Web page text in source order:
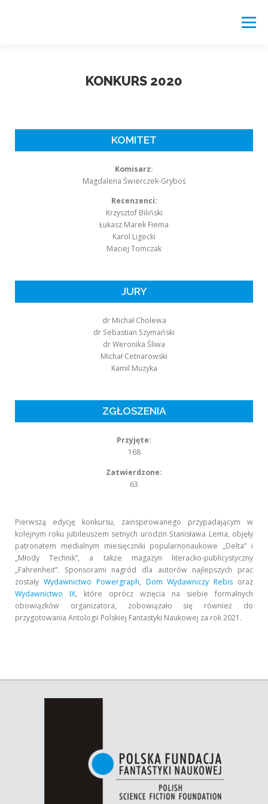
Menu
KONKURS 2020
KOMITET
Komisarz:
Magdalena Świerczek-Gryboś
Recenzenci:
Krzysztof Biliński
Łukasz Marek Fiema
Karol Ligecki
Maciej Tomczak
JURY
dr Michał Cholewa
dr Sebastian Szymański
dr Weronika Śliwa
Michał Cetnarowski
Kamil Muzyka
ZGŁOSZENIA
Przyjęte:
168
Zatwierdzone:
63
Pierwszą edycję konkursu, zainspirowanego przypadającym w
kolejnym roku jubileuszem setnych urodzin Stanisława Lema, objęły
patronatem medialnym miesięczniki popularnonaukowe „Delta” i
„Młody Technik”, a także magazyn literacko-publicystyczny
„Fahrenheit”. Sponsorami nagród dla autorów najlepszych prac
zostały Wydawnictwo Powergraph, Dom Wydawniczy Rebis oraz
Wydawnictwo IX, które oprócz wzięcia na siebie formalnych
obowiązków organizatora, zobowiązało się również do
przygotowania Antologii Polskiej Fantastyki Naukowej za rok 2021.